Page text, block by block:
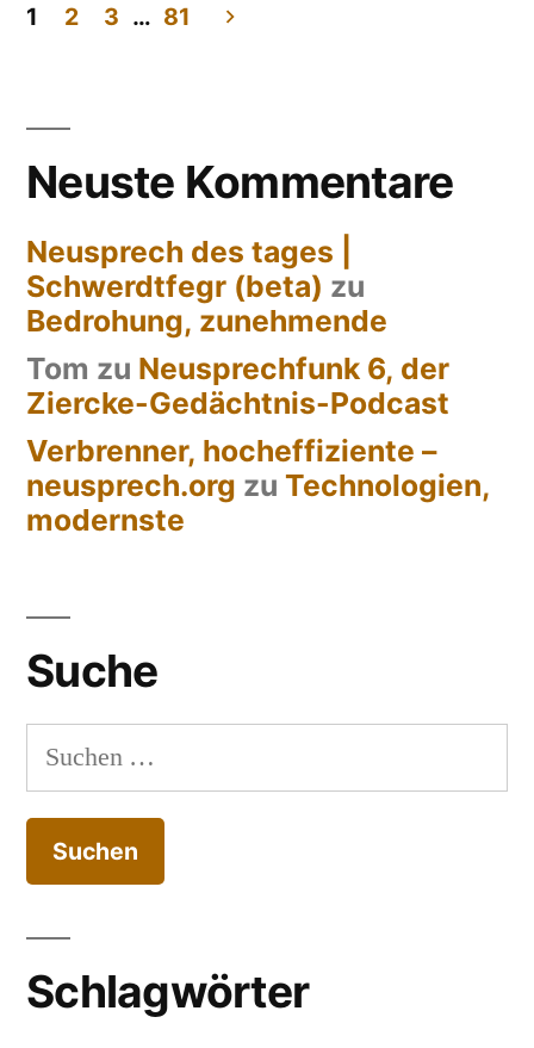
hocheffiziente
der
Beiträge
1 2 3 … 81
Neuste Kommentare
Neusprech des tages |
Schwerdtfegr (beta) zu
Bedrohung, zunehmende
Tom zu Neusprechfunk 6, der
Ziercke-Gedächtnis-Podcast
Verbrenner, hocheffiziente –
neusprech.org zu Technologien,
modernste
Suche
Suchen
nach:
Schlagwörter